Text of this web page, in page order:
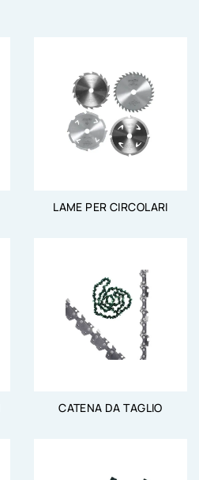
LAME PER CIRCOLARI
CATENA DA TAGLIO